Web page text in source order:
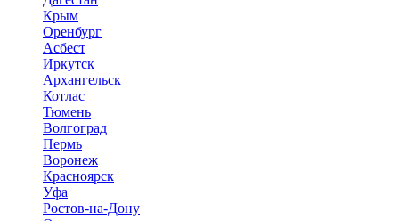
Крым
Оренбург
Асбест
Иркутск
Архангельск
Котлас
Тюмень
Волгоград
Пермь
Воронеж
Красноярск
Уфа
Ростов-на-Дону